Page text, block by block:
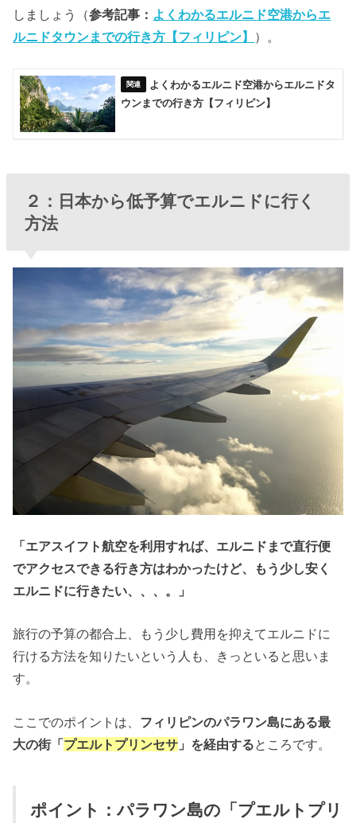
しましょう（参考記事： よくわかるエルニド空港からエ
ルニドタウンまでの行き方【フィリピン】 ）。
よくわかるエルニド空港からエルニドタ
ウンまでの行き方【フィリピン】
２：日本から低予算でエルニドに行く
方法
「エアスイフト航空を利用すれば、エルニドまで直行便
でアクセスできる行き方はわかったけど、もう少し安く
エルニドに行きたい、、、。」
旅行の予算の都合上、もう少し費用を抑えてエルニドに
行ける方法を知りたいという人も、きっといると思いま
す。
ここでのポイントは、 フィリピンのパラワン島にある最
大の街「プエルトプリンセサ 」を経由するところです。
ポイント：パラワン島の「プエルトプリ